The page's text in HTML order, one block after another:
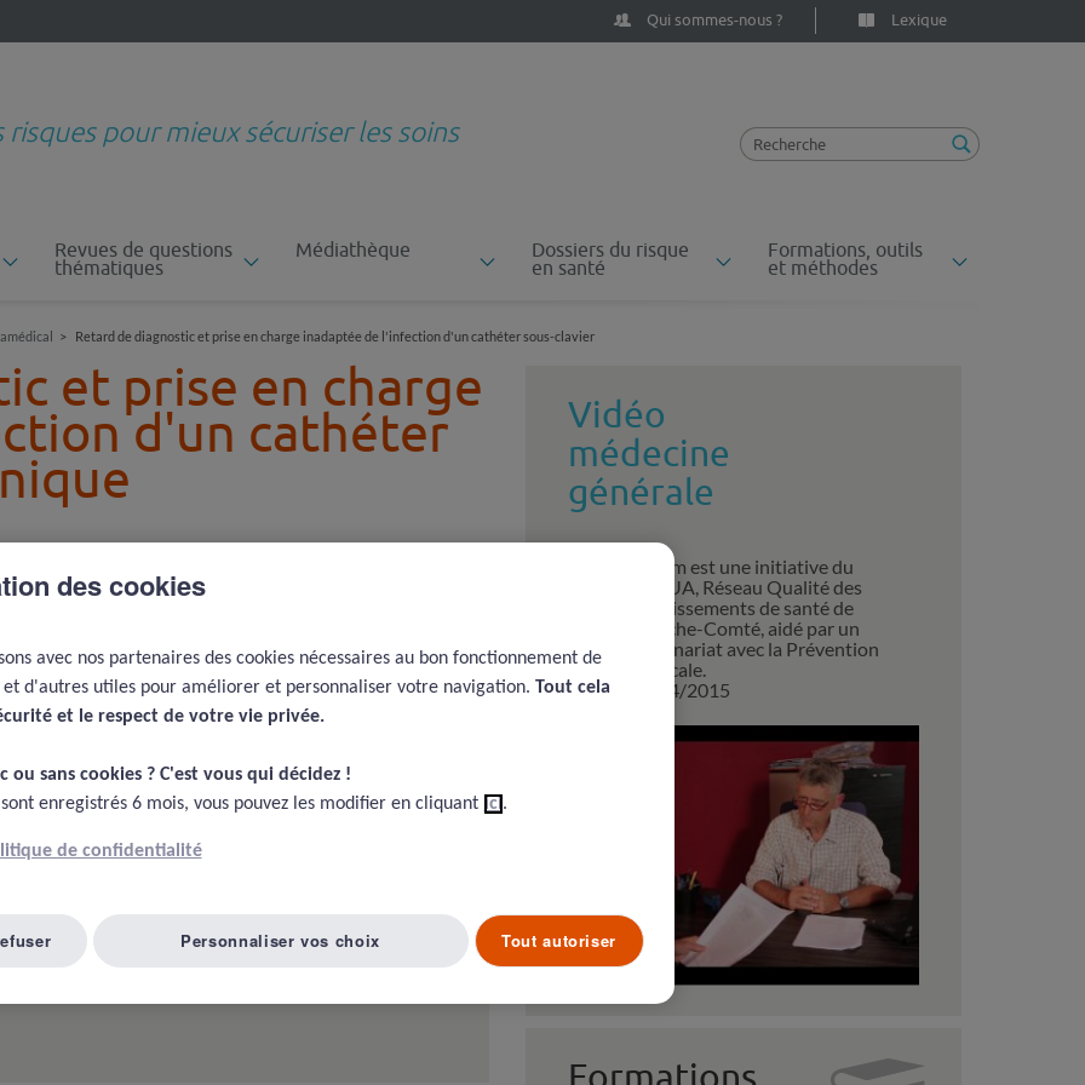
Lexique
Qui sommes-nous ?
pour mieux sécuriser les soins
Revues de questions
thématiques
Médiathèque Dossiers du risque
en santé
Formations, outils
et méthodes
Retard de diagnostic et prise en charge inadaptée de l'infection d'un cathéter sous-clavier
et prise en charge
d'un cathéter
tarde à prendre en charge une
staphylocoque doré secondaire à
Vidéo
médecine
générale
Ce film est une initiative du
REQUA, Réseau Qualité des
Etablissements de santé de
Franche-Comté, aidé par un
partenariat avec la Prévention
médicale.
29/04/2015
des cookies
avec nos partenaires des cookies nécessaires au bon fonctionnement de
d'autres utiles pour améliorer et personnaliser votre navigation. Tout cela
et le respect de votre vie privée.​
ou sans cookies ? C'est vous qui décidez !​
enregistrés 6 mois, vous pouvez les modifier en cliquant ici.
de confidentialité
Tout autoriser
Personnaliser vos choix